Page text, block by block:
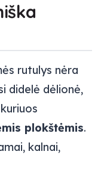
rutulys nėra
didelė dėlionė,
plokštėmis.
kalnai,